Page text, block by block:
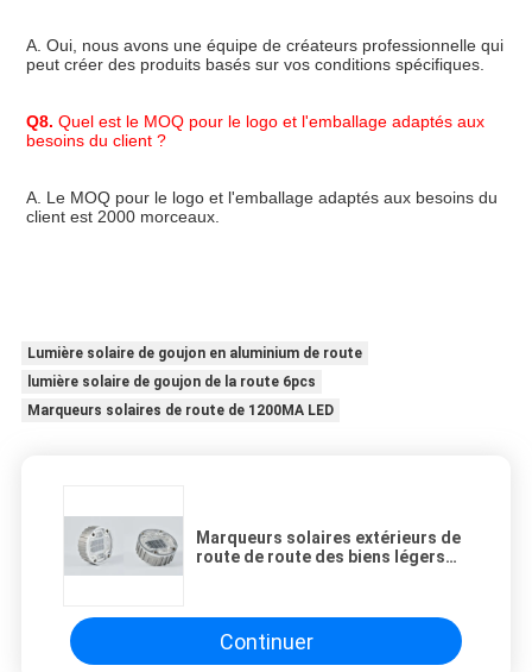
A. Oui, nous avons une équipe de créateurs professionnelle qui
peut créer des produits basés sur vos conditions spécifiques.
Q8. Quel est le MOQ pour le logo et l'emballage adaptés aux
besoins du client ?
A. Le MOQ pour le logo et l'emballage adaptés aux besoins du
client est 2000 morceaux.
Lumière solaire de goujon en aluminium de route
lumière solaire de goujon de la route 6pcs
Marqueurs solaires de route de 1200MA LED
Marqueurs solaires extérieurs de
route de route des biens légers
Continuer